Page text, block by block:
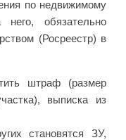
по недвижимому
обязательно
(Росреестр) в
штраф (размер
выписка из
становятся ЗУ,